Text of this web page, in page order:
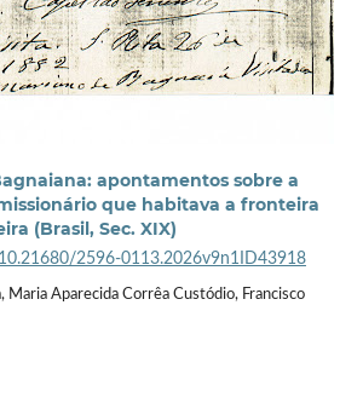
apontamentos sobre a
que habitava a fronteira
(Brasil, Sec. XIX)
2596-0113.2026v9n1ID43918
Maria Aparecida Corrêa Custódio, Francisco